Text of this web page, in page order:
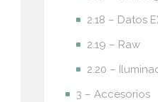
2.18 – Datos
2.19 – Raw
2.20 –
3 – Accesorios